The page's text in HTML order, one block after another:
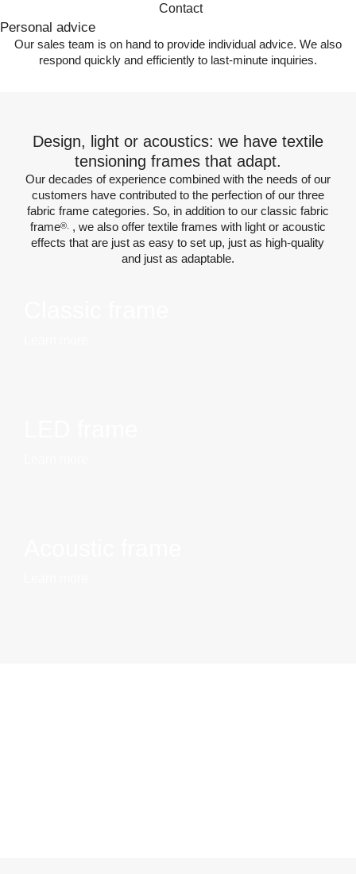
Personal advice
Our sales team is on hand to provide individual advice. We also
respond quickly and efficiently to last-minute inquiries.
Design, light or acoustics: we have textile
tensioning frames that adapt.
Our decades of experience combined with the needs of our
customers have contributed to the perfection of our three
fabric frame categories. So, in addition to our classic fabric
frame®.
, we also offer textile frames with light or acoustic
effects that are just as easy to set up, just as high-quality
and just as adaptable.